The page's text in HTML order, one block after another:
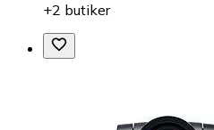
+2 butiker